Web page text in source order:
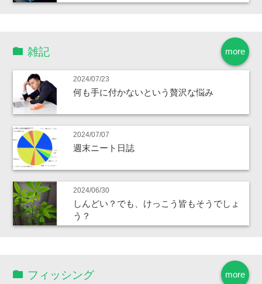
more
雑記
2024/07/23
何も手に付かないという贅沢な悩み
2024/07/07
週末ニート日誌
2024/06/30
しんどい？でも、けっこう皆もそうでしょ
う？
more
フィッシング